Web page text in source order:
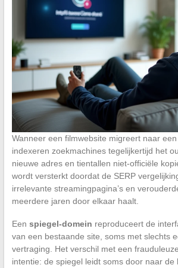
Wanneer een filmwebsite migreert naar een
indexeren zoekmachines tegelijkertijd het
nieuwe adres en tientallen niet-officiële
wordt versterkt doordat de SERP
irrelevante streamingpagina’s en
meerdere jaren door elkaar haalt.
Een spiegel-domein reproduceert de
van een bestaande site, soms met slechts
vertraging. Het verschil met een
intentie: de spiegel leidt soms door naar de